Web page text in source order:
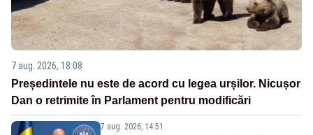
7 aug. 2026, 18:08
Președintele nu este de acord cu legea urșilor. Nicușor
Dan o retrimite în Parlament pentru modificări
7 aug. 2026, 14:51